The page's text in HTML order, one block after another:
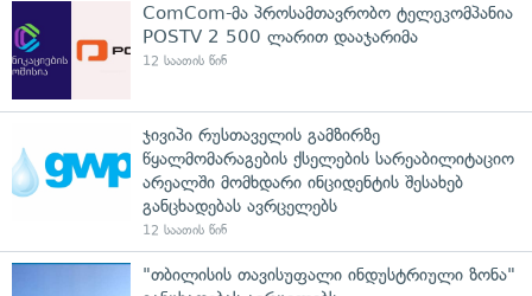
ComCom-მა პროსამთავრობო ტელეკომპანია
POSTV 2 500 ლარით დააჯარიმა
12 საათის წინ
ჯივიპი რუსთაველის გამზირზე
წყალმომარაგების ქსელების სარეაბილიტაციო
არეალში მომხდარი ინციდენტის შესახებ
განცხადებას ავრცელებს
12 საათის წინ
"თბილისის თავისუფალი ინდუსტრიული ზონა"